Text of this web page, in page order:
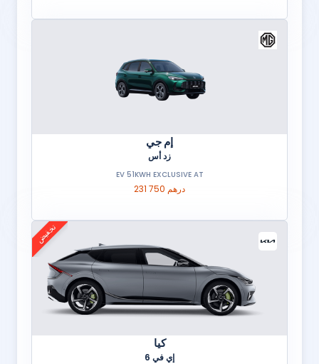
إم جي
زد أس
EV 51KWH EXCLUSIVE AT
231 750 درهم
تخفيض
كيا
إي في 6